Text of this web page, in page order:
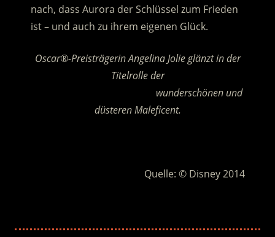
nach, dass Aurora der Schlüssel zum Frieden
ist – und auch zu ihrem eigenen Glück.
Oscar®-Preisträgerin Angelina Jolie glänzt in der
Titelrolle der
wunderschönen und
düsteren Maleficent.
Quelle: © Disney 2014